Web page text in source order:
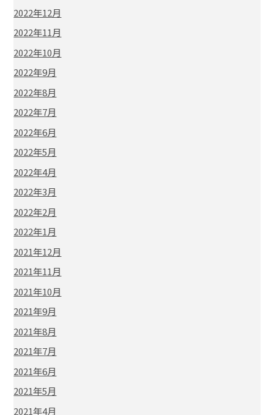
2022年12月
2022年11月
2022年10月
2022年9月
2022年8月
2022年7月
2022年6月
2022年5月
2022年4月
2022年3月
2022年2月
2022年1月
2021年12月
2021年11月
2021年10月
2021年9月
2021年8月
2021年7月
2021年6月
2021年5月
2021年4月